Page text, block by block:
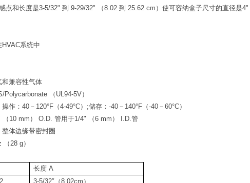
点和长度是3-5/32" 到 9-29/32" （8.02 到 25.62 cm） 使可容纳盒子尺寸的直径是4"
系统中
和兼容性气体
Polycarbonate （UL94-5V）
作：40－120°F（4-49°C）;储存：-40－140°F（-40－60°C）
（10 mm） O.D. 管用于1/4" （6 mm） I.D.管
体边缘带密封圈
28 g）
长度 A
3-5/32″（8.02cm）